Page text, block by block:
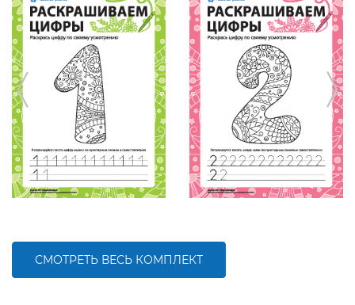
СМОТРЕТЬ ВЕСЬ КОМПЛЕКТ